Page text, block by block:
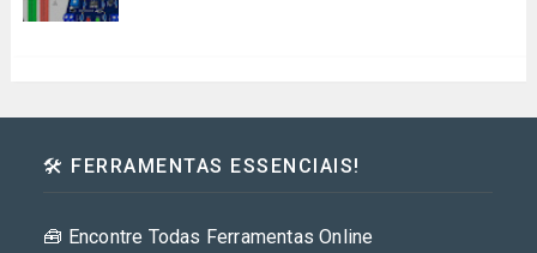
🛠️ FERRAMENTAS ESSENCIAIS!
🧰 Encontre Todas Ferramentas Online